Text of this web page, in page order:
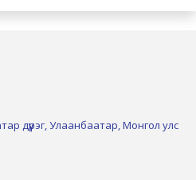
дүүрэг, Улаанбаатар, Монгол улс